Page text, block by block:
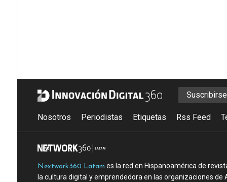
Nosotros Periodistas Etiquetas Rss Feed
Nextwork360 Latam es la red en Hispanoamérica de
la cultura digital y emprendedora en las organizaciones de